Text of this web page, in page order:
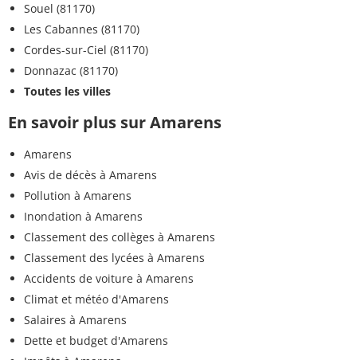
Souel (81170)
Les Cabannes (81170)
Cordes-sur-Ciel (81170)
Donnazac (81170)
Toutes les villes
En savoir plus sur Amarens
Amarens
Avis de décès à Amarens
Pollution à Amarens
Inondation à Amarens
Classement des collèges à Amarens
Classement des lycées à Amarens
Accidents de voiture à Amarens
Climat et météo d'Amarens
Salaires à Amarens
Dette et budget d'Amarens